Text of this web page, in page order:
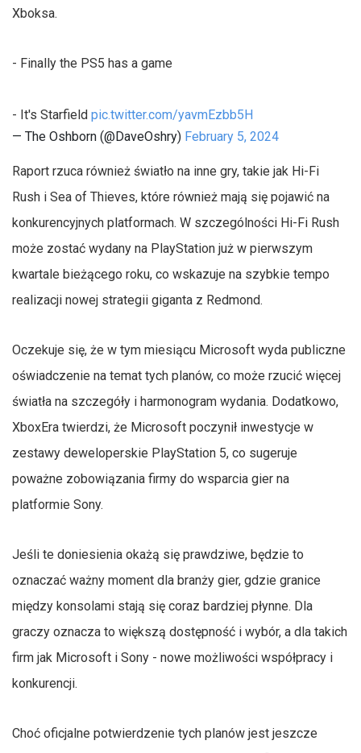
Xboksa.
- Finally the PS5 has a game
- It's Starfield pic.twitter.com/yavmEzbb5H
— The Oshborn (@DaveOshry) February 5, 2024
Raport rzuca również światło na inne gry, takie jak Hi-Fi
Rush i Sea of Thieves, które również mają się pojawić na
konkurencyjnych platformach. W szczególności Hi-Fi Rush
może zostać wydany na PlayStation już w pierwszym
kwartale bieżącego roku, co wskazuje na szybkie tempo
realizacji nowej strategii giganta z Redmond.
Oczekuje się, że w tym miesiącu Microsoft wyda publiczne
oświadczenie na temat tych planów, co może rzucić więcej
światła na szczegóły i harmonogram wydania. Dodatkowo,
XboxEra twierdzi, że Microsoft poczynił inwestycje w
zestawy deweloperskie PlayStation 5, co sugeruje
poważne zobowiązania firmy do wsparcia gier na
platformie Sony.
Jeśli te doniesienia okażą się prawdziwe, będzie to
oznaczać ważny moment dla branży gier, gdzie granice
między konsolami stają się coraz bardziej płynne. Dla
graczy oznacza to większą dostępność i wybór, a dla takich
firm jak Microsoft i Sony - nowe możliwości współpracy i
konkurencji.
Choć oficjalne potwierdzenie tych planów jest jeszcze